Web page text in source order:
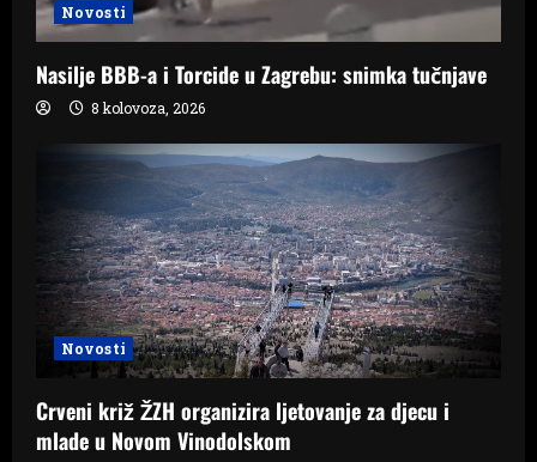
Novosti
Nasilje BBB-a i Torcide u Zagrebu: snimka tučnjave
8 kolovoza, 2026
Novosti
Crveni križ ŽZH organizira ljetovanje za djecu i
mlade u Novom Vinodolskom